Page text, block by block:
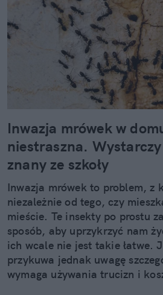
Inwazja mrówek w
niestraszna.
znany ze szkoły
Inwazja mrówek to problem, z
niezależnie od tego, czy
mieście. Te insekty po prostu
sposób, aby uprzykrzyć nam
ich wcale nie jest takie łatwe.
przykuwa jednak uwagę
wymaga używania trucizn i